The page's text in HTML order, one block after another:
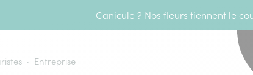
Canicule ? Nos fleurs tiennent le
Entreprise